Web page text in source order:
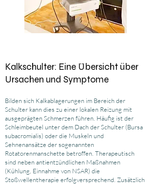
Kalkschulter: Eine Übersicht über
Ursachen und Symptome
Bilden sich Kalkablagerungen im Bereich der
Schulter kann dies zu einer lokalen Reizung mit
ausgeprägten Schmerzen führen. Häufig ist der
Schleimbeutel unter dem Dach der Schulter (Bursa
subacromialis) oder die Muskeln und
Sehnenansätze der sogenannten
Rotatorenmanschette betroffen. Therapeutisch
sind neben antientzündlichen Maßnahmen
(Kühlung, Einnahme von NSAR) die
Stoßwellentherapie erfolgversprechend. Zusätzlich